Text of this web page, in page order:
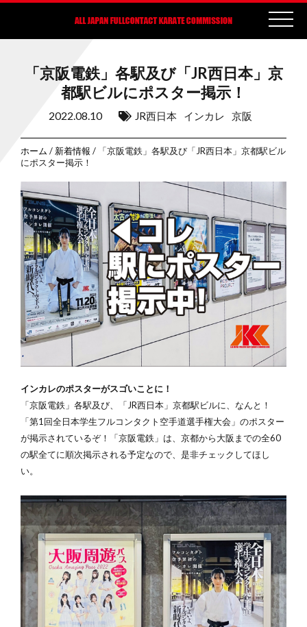
「京阪電鉄」各駅及び「JR西日本」京
都駅ビルにポスター掲示！
2022.08.10 JR西日本 インカレ 京阪
ホーム / 新着情報 / 「京阪電鉄」各駅及び「JR西日本」京都駅ビル
にポスター掲示！
インカレのポスターがスゴいことに！
「京阪電鉄」各駅及び、「JR西日本」京都駅ビルに、なんと！
「第1回全日本学生フルコンタクト空手道選手権大会」のポスター
が掲示されているぞ！「京阪電鉄」は、京都から大阪までの全60
の駅全てに順次掲示される予定なので、是非チェックしてほし
い。